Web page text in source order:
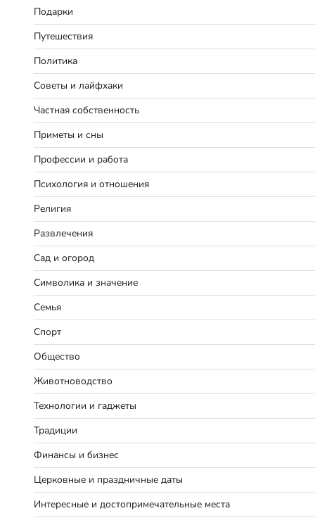
Подарки
Путешествия
Политика
Советы и лайфхаки
Частная собственность
Приметы и сны
Профессии и работа
Психология и отношения
Религия
Развлечения
Сад и огород
Символика и значение
Семья
Спорт
Общество
Животноводство
Технологии и гаджеты
Традиции
Финансы и бизнес
Церковные и праздничные даты
Интересные и достопримечательные места